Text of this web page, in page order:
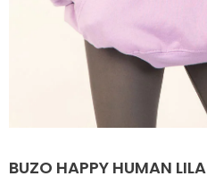
BUZO HAPPY HUMAN LILA